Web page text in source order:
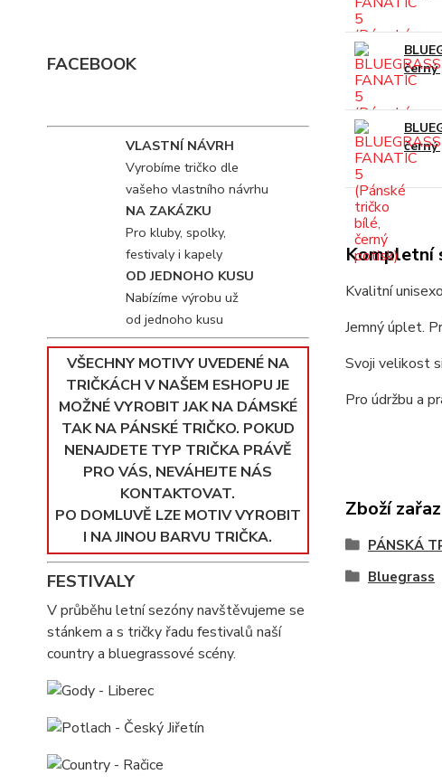
FACEBOOK
VLASTNÍ NÁVRH
Vyrobíme tričko dle
vašeho vlastního návrhu
NA ZAKÁZKU
Pro kluby, spolky,
festivaly i kapely
OD JEDNOHO KUSU
Nabízíme výrobu už
od jednoho kusu
VŠECHNY MOTIVY UVEDENÉ NA
TRIČKÁCH V NAŠEM ESHOPU JE
MOŽNÉ VYROBIT JAK NA DÁMSKÉ
TAK NA PÁNSKÉ TRIČKO. POKUD
NENAJDETE TYP TRIČKA PRÁVĚ
PRO VÁS, NEVÁHEJTE NÁS
KONTAKTOVAT.
PO DOMLUVĚ LZE MOTIV VYROBIT
I NA JINOU BARVU TRIČKA.
FESTIVALY
V průběhu letní sezóny navštěvujeme se
stánkem a s tričky řadu festivalů naší
country a bluegrassové scény.
Kompletní
Kvalitní
Jemný úplet.
Svoji velikost
Pro údržbu a
Zboží
PÁNSKÁ
Bluegrass